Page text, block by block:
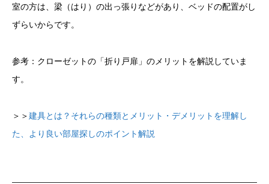
室の方は、梁（はり）の出っ張りなどがあり、ベッドの配置がし
ずらいからです。
参考：クローゼットの「折り戸扉」のメリットを解説していま
す。
＞＞建具とは？それらの種類とメリット・デメリットを理解し
た、より良い部屋探しのポイント解説